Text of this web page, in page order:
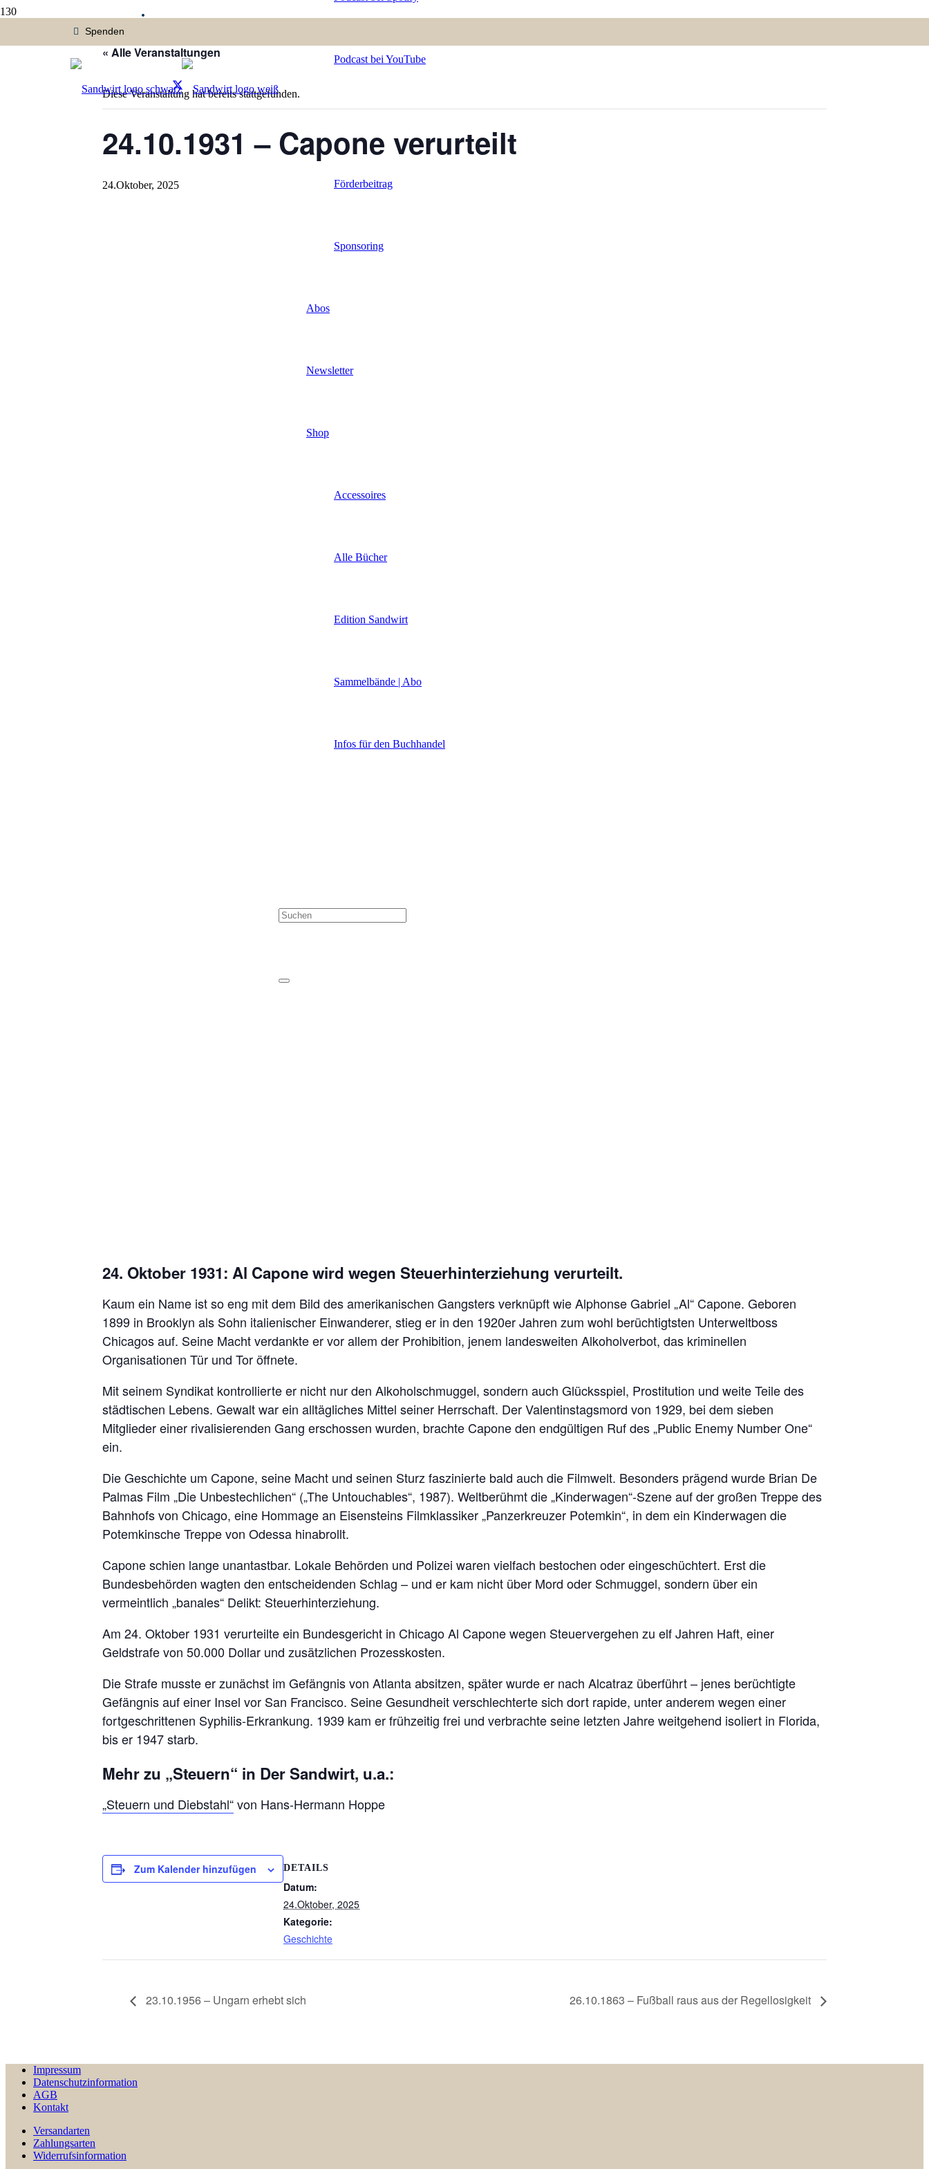
Podcast bei YouTube
Förderbeitrag
Sponsoring
Abos
Newsletter
Shop
Accessoires
Alle Bücher
Edition Sandwirt
Sammelbände | Abo
Infos für den Buchhandel
« Alle Veranstaltungen
Diese Veranstaltung hat bereits stattgefunden.
24.10.1931 – Capone verurteilt
24.Oktober, 2025
24. Oktober 1931: Al Capone wird wegen Steuerhinterziehung verurteilt.
Kaum ein Name ist so eng mit dem Bild des amerikanischen Gangsters verknüpft wie Alphonse Gabriel „Al“ Capone. Geboren
1899 in Brooklyn als Sohn italienischer Einwanderer, stieg er in den 1920er Jahren zum wohl berüchtigtsten Unterweltboss
Chicagos auf. Seine Macht verdankte er vor allem der Prohibition, jenem landesweiten Alkoholverbot, das kriminellen
Organisationen Tür und Tor öffnete.
Mit seinem Syndikat kontrollierte er nicht nur den Alkoholschmuggel, sondern auch Glücksspiel, Prostitution und weite Teile des
städtischen Lebens. Gewalt war ein alltägliches Mittel seiner Herrschaft. Der Valentinstagsmord von 1929, bei dem sieben
Mitglieder einer rivalisierenden Gang erschossen wurden, brachte Capone den endgültigen Ruf des „Public Enemy Number One“
ein.
Die Geschichte um Capone, seine Macht und seinen Sturz faszinierte bald auch die Filmwelt. Besonders prägend wurde Brian De
Palmas Film „Die Unbestechlichen“ („The Untouchables“, 1987). Weltberühmt die „Kinderwagen“-Szene auf der großen Treppe des
Bahnhofs von Chicago, eine Hommage an Eisensteins Filmklassiker „Panzerkreuzer Potemkin“, in dem ein Kinderwagen die
Potemkinsche Treppe von Odessa hinabrollt.
Capone schien lange unantastbar. Lokale Behörden und Polizei waren vielfach bestochen oder eingeschüchtert. Erst die
Bundesbehörden wagten den entscheidenden Schlag – und er kam nicht über Mord oder Schmuggel, sondern über ein
vermeintlich „banales“ Delikt: Steuerhinterziehung.
Am 24. Oktober 1931 verurteilte ein Bundesgericht in Chicago Al Capone wegen Steuervergehen zu elf Jahren Haft, einer
Geldstrafe von 50.000 Dollar und zusätzlichen Prozesskosten.
Die Strafe musste er zunächst im Gefängnis von Atlanta absitzen, später wurde er nach Alcatraz überführt – jenes berüchtigte
Gefängnis auf einer Insel vor San Francisco. Seine Gesundheit verschlechterte sich dort rapide, unter anderem wegen einer
fortgeschrittenen Syphilis-Erkrankung. 1939 kam er frühzeitig frei und verbrachte seine letzten Jahre weitgehend isoliert in Florida,
bis er 1947 starb.
Mehr zu „Steuern“ in Der Sandwirt, u.a.:
„Steuern und Diebstahl“von Hans-Hermann Hoppe
Zum Kalender hinzufügen DETAILS
Datum:
24.Oktober, 2025
Kategorie:
Geschichte
23.10.1956 – Ungarn erhebt sich 26.10.1863 – Fußball raus aus der Regellosigkeit
Impressum
Datenschutzinformation
AGB
Kontakt
Versandarten
Zahlungsarten
Widerrufsinformation